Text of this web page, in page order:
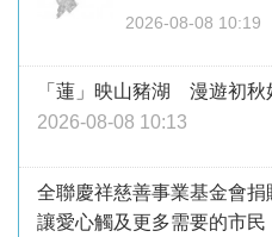
2026-08-08 10:19
「蓮」映山豬湖 漫遊初秋
2026-08-08 10:13
全聯慶祥慈善事業基金會
讓愛心觸及更多需要的市民